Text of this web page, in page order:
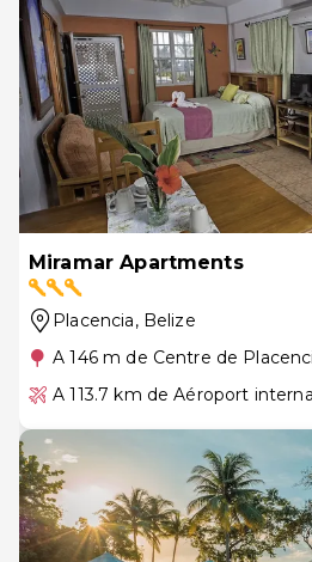
Miramar Apartments
Placencia, Belize
A 146 m de Centre de
A 113.7 km de Aéroport